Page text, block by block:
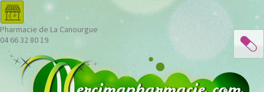
Pharmacie de La Canourgue
04 66 32 80 19